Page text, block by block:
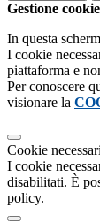
Gestione cookie
In questa
I cookie
piattaforma e
Per conoscere
visionare la
Cookie
I cookie
disabilitati. È
policy.